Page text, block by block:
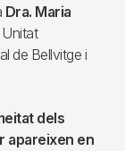
Dra. Maria
de Bellvitge i
dels
apareixen en